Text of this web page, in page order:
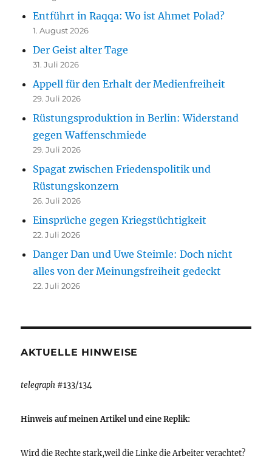
Entführt in Raqqa: Wo ist Ahmet Polad?
1. August 2026
Der Geist alter Tage
31. Juli 2026
Appell für den Erhalt der Medienfreiheit
29. Juli 2026
Rüstungsproduktion in Berlin: Widerstand
gegen Waffenschmiede
29. Juli 2026
Spagat zwischen Friedenspolitik und
Rüstungskonzern
26. Juli 2026
Einsprüche gegen Kriegstüchtigkeit
22. Juli 2026
Danger Dan und Uwe Steimle: Doch nicht
alles von der Meinungsfreiheit gedeckt
22. Juli 2026
AKTUELLE HINWEISE
telegraph #133/134
Hinweis auf meinen Artikel und eine Replik:
Wird die Rechte stark,weil die Linke die Arbeiter verachtet?